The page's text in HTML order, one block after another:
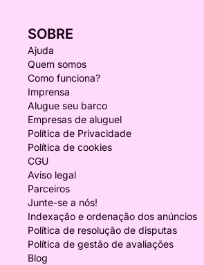
SOBRE
Ajuda
Quem somos
Como funciona?
Imprensa
Alugue seu barco
Empresas de aluguel
Política de Privacidade
Política de cookies
CGU
Aviso legal
Parceiros
Junte-se a nós!
Indexação e ordenação dos anúncios
Política de resolução de disputas
Política de gestão de avaliações
Blog